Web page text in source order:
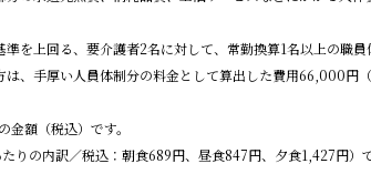
を上回る、要介護者2名に対して、常勤換算1名以上の職
、手厚い人員体制分の料金として算出した費用66,000円
額（税込）です。
りの内訳／税込：朝食689円、昼食847円、夕食1,427円）で